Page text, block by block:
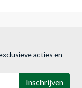
acties en
Inschrijven